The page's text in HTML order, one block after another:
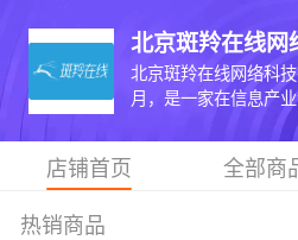
北京斑羚在线网
北京斑羚在线网络科
月，是一家在信息产
店铺首页 全部商
热销商品